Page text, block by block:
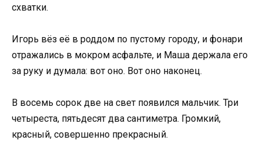
схватки.
Игорь вёз её в роддом по пустому городу, и фонари
отражались в мокром асфальте, и Маша держала его
за руку и думала: вот оно. Вот оно наконец.
В восемь сорок две на свет появился мальчик. Три
четыреста, пятьдесят два сантиметра. Громкий,
красный, совершенно прекрасный.